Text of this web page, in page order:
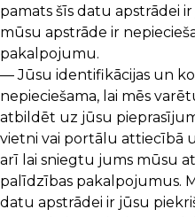
pamats šīs datu apstrādei
mūsu apstrāde ir
pakalpojumu.
— Jūsu identifikācijas un
nepieciešama, lai mēs
atbildēt uz jūsu
vietni vai portālu attiecībā
arī lai sniegtu jums mūsu
palīdzības pakalpojumus.
datu apstrādei ir jūsu